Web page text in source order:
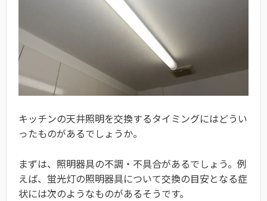
キッチンの天井照明を交換するタイミングにはどうい
ったものがあるでしょうか。
まずは、照明器具の不調・不具合があるでしょう。例
えば、蛍光灯の照明器具について交換の目安となる症
状には次のようなものがあるそうです。